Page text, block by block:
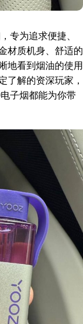
专为追求便捷、
材质机身、舒适的
地看到烟油的使用
了解的资深玩家，
子烟都能为你带